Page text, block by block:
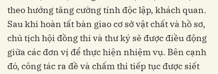
theo hướng tăng cường tính độc lập, khách quan.
Sau khi hoàn tất bàn giao cơ sở vật chất và hồ sơ,
chủ tịch hội đồng thi và thư ký sẽ được điều động
giữa các đơn vị để thực hiện nhiệm vụ. Bên cạnh
đó, công tác ra đề và chấm thi tiếp tục được siết